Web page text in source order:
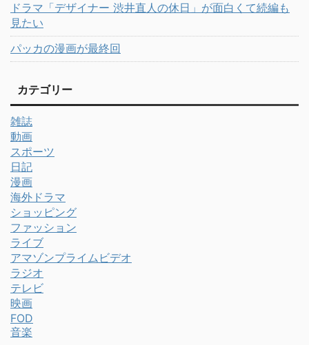
ドラマ「デザイナー 渋井直人の休日」が面白くて続編も
見たい
パッカの漫画が最終回
カテゴリー
雑誌
動画
スポーツ
日記
漫画
海外ドラマ
ショッピング
ファッション
ライブ
アマゾンプライムビデオ
ラジオ
テレビ
映画
FOD
音楽